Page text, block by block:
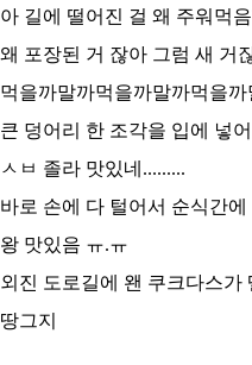
아 길에 떨어진 걸 왜 주워먹
왜 포장된 거 잖아 그럼 새 거
먹을까말까먹을까말까먹을까
큰 덩어리 한 조각을 입에 넣
ㅅㅂ 졸라 맛있네.........
바로 손에 다 털어서 순식간에
왕 맛있음 ㅠ.ㅠ
외진 도로길에 왠 쿠크다스가
땅그지